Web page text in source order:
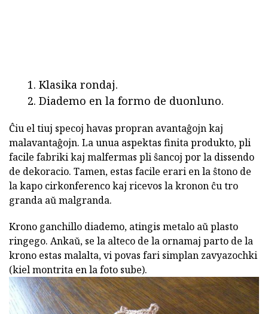
Klasika rondaj.
Diademo en la formo de duonluno.
Ĉiu el tiuj specoj havas propran avantaĝojn kaj
malavantaĝojn. La unua aspektas finita produkto, pli
facile fabriki kaj malfermas pli ŝancoj por la dissendo
de dekoracio. Tamen, estas facile erari en la ŝtono de
la kapo cirkonferenco kaj ricevos la kronon ĉu tro
granda aŭ malgranda.
Krono ganchillo diademo, atingis metalo aŭ plasto
ringego. Ankaŭ, se la alteco de la ornamaj parto de la
krono estas malalta, vi povas fari simplan zavyazochki
(kiel montrita en la foto sube).